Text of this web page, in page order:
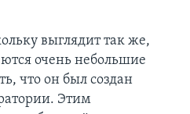
выглядит так же,
очень небольшие
что он был создан
Этим